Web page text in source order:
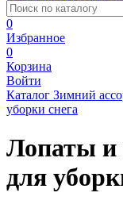
0
Избранное
0
Корзина
Войти
Каталог Зимний
уборки снега
Лопаты и
для